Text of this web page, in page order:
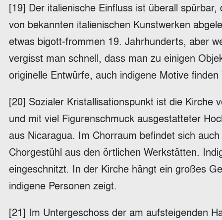
[19] Der italienische Einfluss ist überall
von bekannten italienischen Kunstwerken
etwas bigott-frommen 19. Jahrhunderts, aber
vergisst man schnell, dass man zu einigen
originelle Entwürfe, auch indigene Motive
[20] Sozialer Kristallisationspunkt ist die Kirche
und mit viel Figurenschmuck ausgestatteter
aus Nicaragua. Im Chorraum befindet sich
Chorgestühl aus den örtlichen Werkstätten.
eingeschnitzt. In der Kirche hängt ein großes
indigene Personen zeigt.
[21] Im Untergeschoss der am aufsteigenden